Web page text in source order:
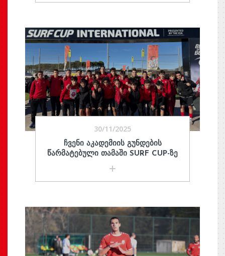
30/11/2025
ᲩᲕᲔᲜᲘ ᲐᲙᲐᲓᲔᲛᲘᲘᲡ ᲒᲣᲜᲓᲔᲑᲘᲡ
ᲬᲐᲠᲛᲐᲢᲔᲑᲣᲚᲘ ᲗᲐᲛᲐᲨᲘ SURF CUP-ᲖᲔ